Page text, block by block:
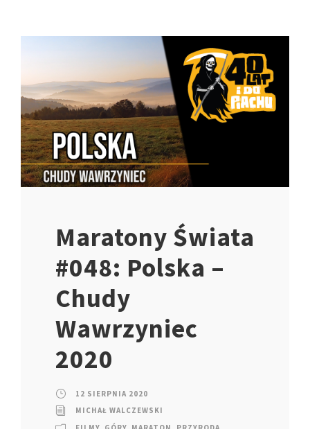
Maratony Świata
#048: Polska –
Chudy
Wawrzyniec
2020
12 SIERPNIA 2020
MICHAŁ WALCZEWSKI